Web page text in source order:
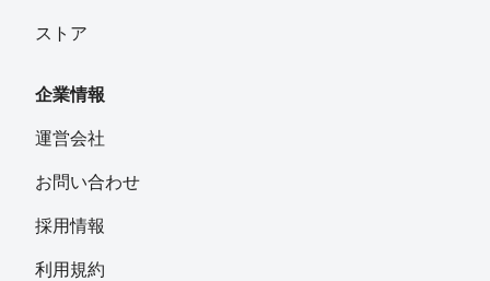
ストア
企業情報
運営会社
お問い合わせ
採用情報
利用規約